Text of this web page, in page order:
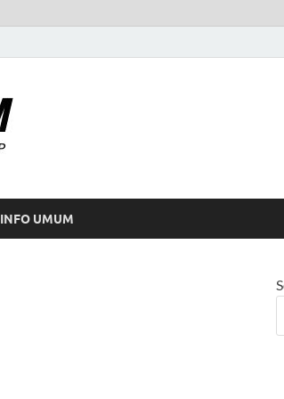
INFO UMUM